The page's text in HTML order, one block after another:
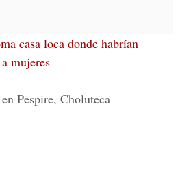
casa loca donde habrían
mujeres
Pespire, Choluteca